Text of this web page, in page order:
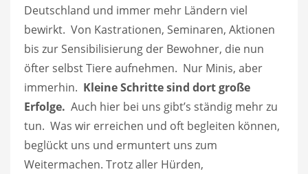
Deutschland und immer mehr Ländern viel
bewirkt. Von Kastrationen, Seminaren, Aktionen
bis zur Sensibilisierung der Bewohner, die nun
öfter selbst Tiere aufnehmen. Nur Minis, aber
immerhin. Kleine Schritte sind dort große
Erfolge. Auch hier bei uns gibt’s ständig mehr zu
tun. Was wir erreichen und oft begleiten können,
beglückt uns und ermuntert uns zum
Weitermachen. Trotz aller Hürden,